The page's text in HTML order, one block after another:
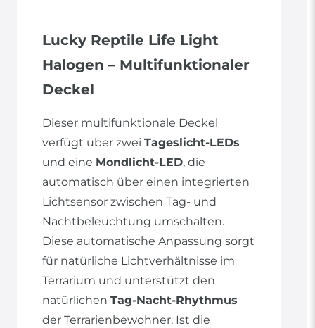
Lucky Reptile Life Light
Halogen – Multifunktionaler
Deckel
Dieser multifunktionale Deckel
verfügt über zwei Tageslicht-LEDs
und eine Mondlicht-LED, die
automatisch über einen integrierten
Lichtsensor zwischen Tag- und
Nachtbeleuchtung umschalten.
Diese automatische Anpassung sorgt
für natürliche Lichtverhältnisse im
Terrarium und unterstützt den
natürlichen Tag-Nacht-Rhythmus
der Terrarienbewohner. Ist die